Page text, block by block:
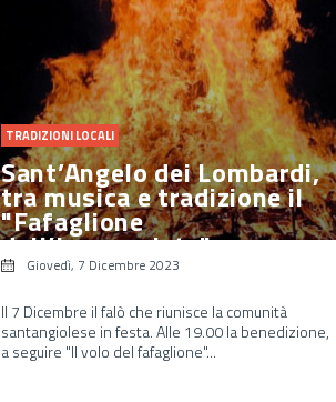
TRADIZIONI LOCALI
Sant’Angelo dei Lombardi,
tra musica e tradizione il
"Fafaglione
dell’Immacolata"
Giovedì, 7 Dicembre 2023
Il 7 Dicembre il falò che riunisce la comunità
santangiolese in festa. Alle 19.00 la benedizione,
a seguire "Il volo del fafaglione"...